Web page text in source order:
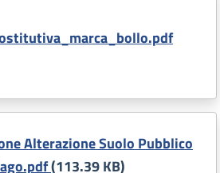
Alterazione Suolo Pubblico
(113.39 KB)